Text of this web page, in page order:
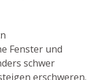
Fenster und
schwer
erschweren.